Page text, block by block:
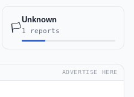
🏳️
Unknown
1 reports
ADVERTISE HERE